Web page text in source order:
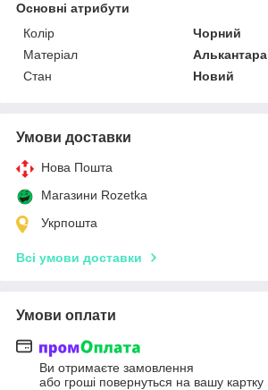
Основні атрибути
Колір
Чорний
Матеріал
Алькантара
Стан
Новий
Умови доставки
Нова Пошта
Магазини Rozetka
Укрпошта
Всі умови доставки
Умови оплати
Ви отримаєте замовлення
або гроші повернуться на вашу картку